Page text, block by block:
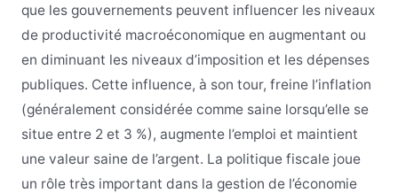
que les gouvernements peuvent influencer les niveaux
de productivité macroéconomique en augmentant ou
en diminuant les niveaux d’imposition et les dépenses
publiques. Cette influence, à son tour, freine l’inflation
(généralement considérée comme saine lorsqu’elle se
situe entre 2 et 3 %), augmente l’emploi et maintient
une valeur saine de l’argent. La politique fiscale joue
un rôle très important dans la gestion de l’économie